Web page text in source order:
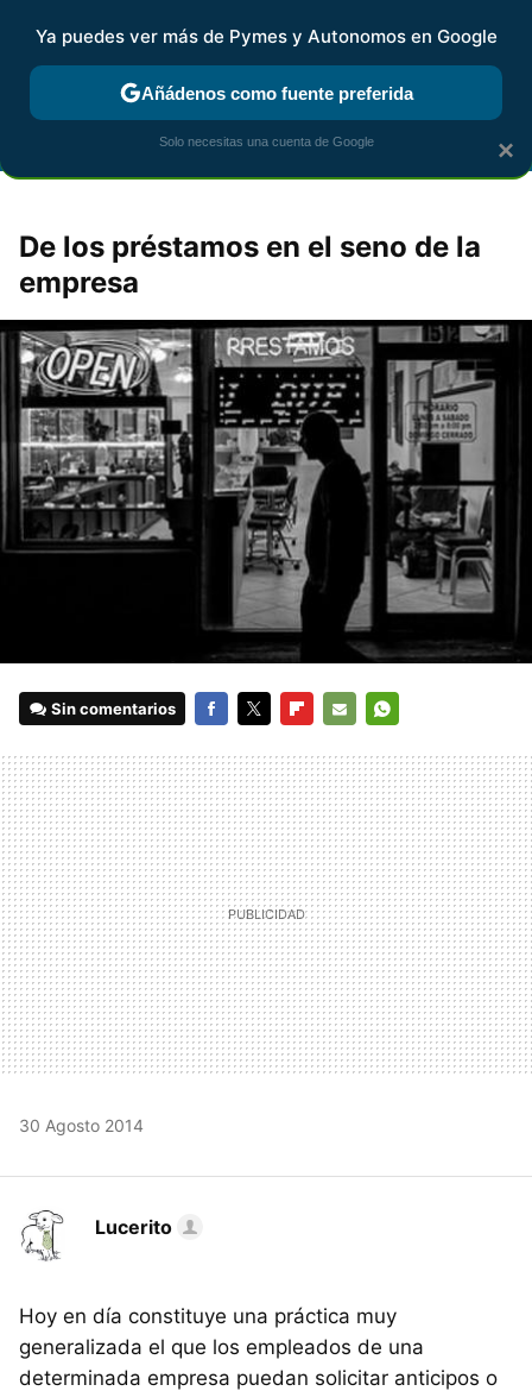
FISCALIDAD Y CONTABILIDAD KIT DIGITAL RENTA
De los préstamos en el seno de la
empresa
Sin comentarios
MAIL
30 Agosto 2014
Lucerito
Hoy en día constituye una práctica muy
generalizada el que los empleados de una
determinada empresa puedan solicitar anticipos o
×
Ya puedes ver más de Pymes y Autonomos en Google
Añádenos como fuente preferida
Solo necesitas una cuenta de Google